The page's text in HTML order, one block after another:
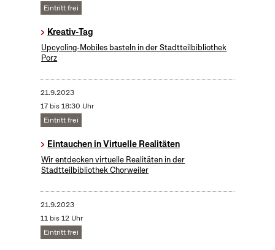
Eintritt frei
Kreativ-Tag
Upcycling-Mobiles basteln in der Stadtteilbibliothek
Porz
21.9.2023
17 bis 18:30 Uhr
Eintritt frei
Eintauchen in Virtuelle Realitäten
Wir entdecken virtuelle Realitäten in der
Stadtteilbibliothek Chorweiler
21.9.2023
11 bis 12 Uhr
Eintritt frei